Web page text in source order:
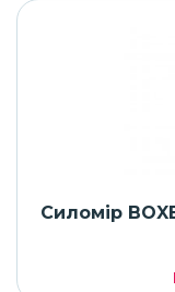
Силомір